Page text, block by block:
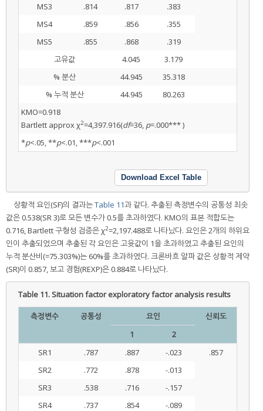
MS3
.814 .817
.383
MS4
.859 .856
.355
MS5
.855 .868
.319
고유값
4.045
3.179
% 분산
44.945
35.318
% 누적 분산
44.945
80.263
KMO=0.918
Bartlett approx χ2=4,397.916(df=36, p=.000*** )
*p<.05, **p<.01, ***p<.001
Download Excel Table
상황적 요인(SF)의 결과는Table 11과 같다. 추출된 측정변수의 공통성 최솟
값은 0.538(SR 3)로 모든 변수가 0.5를 초과하였다. KMO의 표본 적합도는
0.716, Bartlett 구형성 검증은 χ2=2,197.488로 나타났다. 요인은 2개의 하위요
인이 추출되었으며 추출된 각 요인은 고윳값이 1을 초과하였고 추출된 요인의
누적 분산비(=75.303%)는 60%를 초과하였다. 크론바흐 알파 값은 상황적 제약
(SR)이 0.857, 보고 경험(REXP)은 0.884로 나타났다.
Table 11.Situation factor exploratory factor analysis results
측정변수 공통성 요인
신뢰도
1
2
SR1
.787 .887 -.023
.857
SR2
.772 .878
-.013
SR3
.538 .716
-.157
SR4
.737 .854
-.089